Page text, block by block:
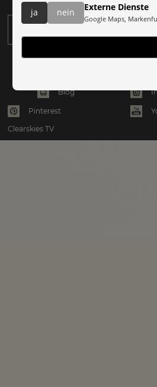
Blog
Pinterest
Clearskies TV
ja nein
Externe Dienste
Google Maps,